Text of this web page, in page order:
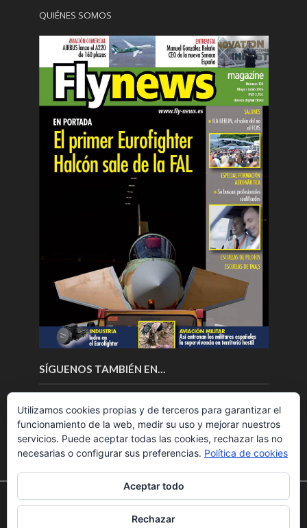
QUIÉNES SOMOS
SÍGUENOS TAMBIÉN EN…
Copyright © 2018.Fly News.Noticias aerospacial
Utilizamos cookies para ofrecerte la mejor experiencia en
nuestra web.
Puedes aprender más sobre qué cookies utilizamos o
Utilizamos cookies propias y de terceros para garantizar el
funcionamiento de la web, medir su uso y mejorar nuestros
servicios. Puede aceptar todas las cookies, rechazar las no
necesarias o configurar sus preferencias. Política de cookies
Aceptar todo
Rechazar